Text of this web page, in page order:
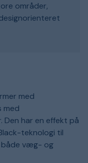
områder,
med
med
Den har en effekt på
teknologi til
både væg- og